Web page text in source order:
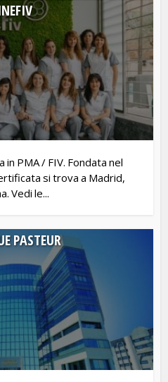
PMA / FIV. Fondata nel
si trova a Madrid,
Vedi le...
PASTEUR